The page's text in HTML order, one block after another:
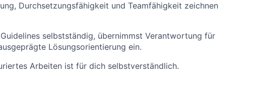
Durchsetzungsfähigkeit und Teamfähigkeit zeichnen
selbstständig, übernimmst Verantwortung für
Lösungsorientierung ein.
Arbeiten ist für dich selbstverständlich.